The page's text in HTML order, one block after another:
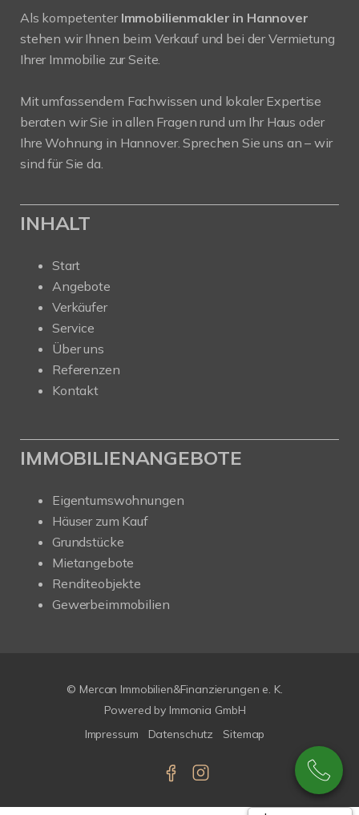
Als kompetenter Immobilienmakler in Hannover
stehen wir Ihnen beim Verkauf und bei der Vermietung
Ihrer Immobilie zur Seite.
Mit umfassendem Fachwissen und lokaler Expertise
beraten wir Sie in allen Fragen rund um Ihr Haus oder
Ihre Wohnung in Hannover. Sprechen Sie uns an – wir
sind für Sie da.
INHALT
Start
Angebote
Verkäufer
Service
Über uns
Referenzen
Kontakt
IMMOBILIENANGEBOTE
Eigentumswohnungen
Häuser zum Kauf
Grundstücke
Mietangebote
Renditeobjekte
Gewerbeimmobilien
© Mercan Immobilien&Finanzierungen e. K.
Powered by Immonia GmbH
Impressum
Datenschutz Sitemap